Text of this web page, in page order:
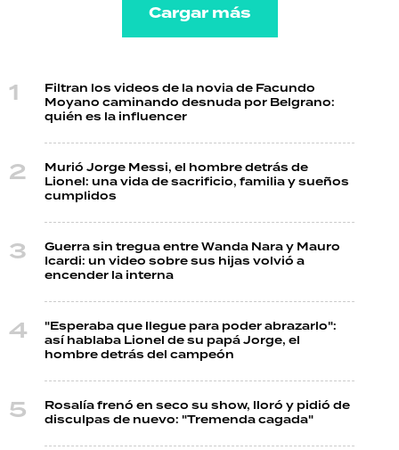
Cargar más
Filtran los videos de la novia de Facundo
Moyano caminando desnuda por Belgrano:
quién es la influencer
Murió Jorge Messi, el hombre detrás de
Lionel: una vida de sacrificio, familia y sueños
cumplidos
Guerra sin tregua entre Wanda Nara y Mauro
Icardi: un video sobre sus hijas volvió a
encender la interna
"Esperaba que llegue para poder abrazarlo":
así hablaba Lionel de su papá Jorge, el
hombre detrás del campeón
Rosalía frenó en seco su show, lloró y pidió de
disculpas de nuevo: "Tremenda cagada"